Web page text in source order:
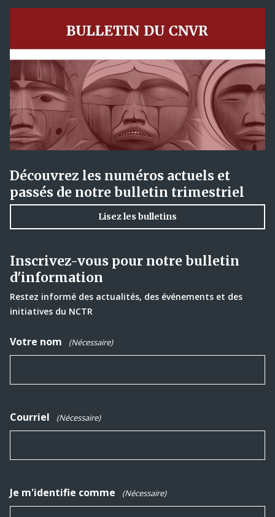
Découvrez les numéros actuels et
passés de notre bulletin trimestriel
Lisez les bulletins
Inscrivez-vous pour notre bulletin
d'information
Restez informé des actualités, des événements et des
initiatives du NCTR
Votre nom (Nécessaire)
Courriel (Nécessaire)
Je m'identifie comme (Nécessaire)